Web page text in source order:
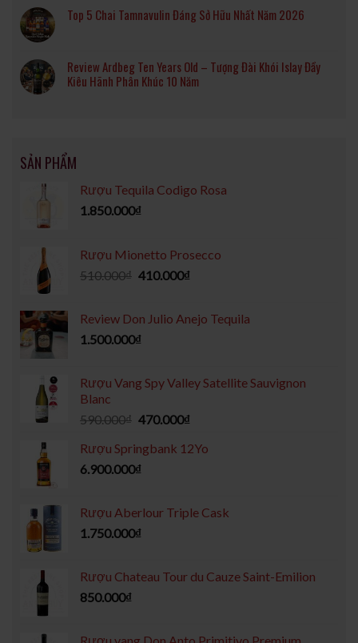
Top 5 Chai Tamnavulin Đáng Sở Hữu Nhất Năm 2026
Review Ardbeg Ten Years Old – Tượng Đài Khói Islay Đầy
Kiêu Hãnh Phân Khúc 10 Năm
SẢN PHẨM
Rượu Tequila Codigo Rosa
1.850.000₫
Rượu Mionetto Prosecco
510.000₫ 410.000₫
Review Don Julio Anejo Tequila
1.500.000₫
Rượu Vang Spy Valley Satellite Sauvignon
Blanc
590.000₫ 470.000₫
Rượu Springbank 12Yo
6.900.000₫
Rượu Aberlour Triple Cask
1.750.000₫
Rượu Chateau Tour du Cauze Saint-Emilion
850.000₫